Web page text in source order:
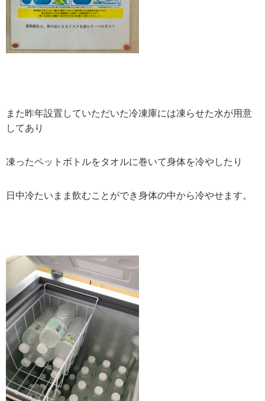
また昨年設置していただいた冷凍庫には凍らせた水が用意
してあり
凍ったペットボトルをタオルに巻いて身体を冷やしたり
日中冷たいまま飲むことができ身体の中から冷やせます。